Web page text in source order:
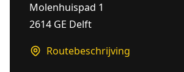
Molenhuispad 1
2614 GE Delft
Routebeschrijving